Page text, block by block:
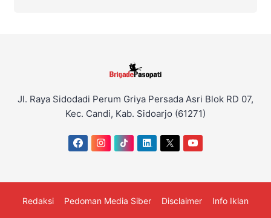
Jl. Raya Sidodadi Perum Griya Persada Asri Blok RD 07,
Kec. Candi, Kab. Sidoarjo (61271)
Redaksi Pedoman Media Siber Disclaimer Info Iklan